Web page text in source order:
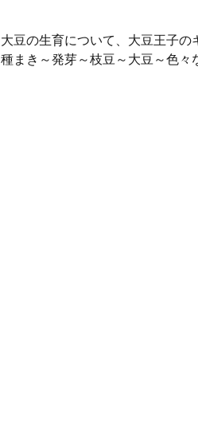
大豆の生育について、大豆王子の
種まき～発芽～枝豆～大豆～色々